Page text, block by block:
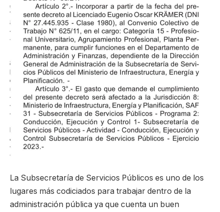
La Subsecretaría de Servicios Públicos es uno de los
lugares más codiciados para trabajar dentro de la
administración pública ya que cuenta un buen